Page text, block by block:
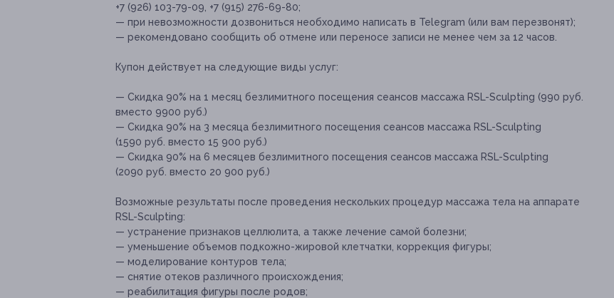
+7 (926) 103-79-09, +7 (915) 276-69-80;
— при невозможности дозвониться необходимо написать в Telegram (или вам перезвонят);
— рекомендовано сообщить об отмене или переносе записи не менее чем за 12 часов.
Купон действует на следующие виды услуг:
— Скидка 90% на 1 месяц безлимитного посещения сеансов массажа RSL-Sculpting (990 руб.
вместо 9900 руб.)
— Скидка 90% на 3 месяца безлимитного посещения сеансов массажа RSL-Sculpting
(1590 руб. вместо 15 900 руб.)
— Скидка 90% на 6 месяцев безлимитного посещения сеансов массажа RSL-Sculpting
(2090 руб. вместо 20 900 руб.)
Возможные результаты после проведения нескольких процедур массажа тела на аппарате
RSL-Sculpting:
— устранение признаков целлюлита, а также лечение самой болезни;
— уменьшение объемов подкожно-жировой клетчатки, коррекция фигуры;
— моделирование контуров тела;
— снятие отеков различного происхождения;
— реабилитация фигуры после родов;